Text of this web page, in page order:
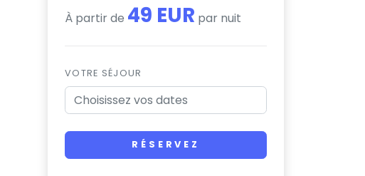
À partir de 49 EUR par nuit
VOTRE SÉJOUR
RÉSERVEZ